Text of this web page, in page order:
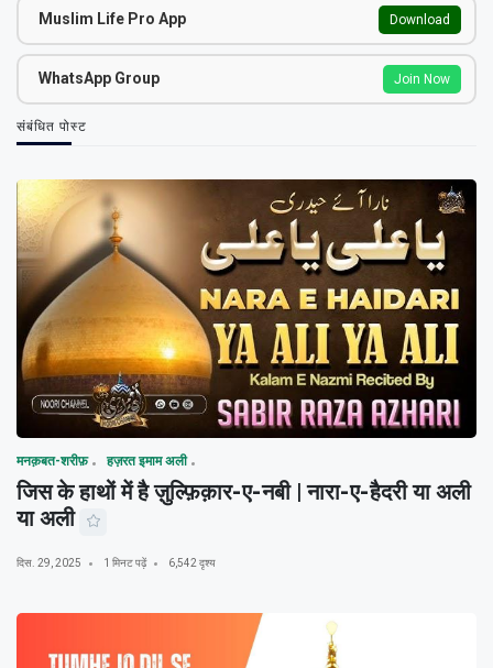
Muslim Life Pro App Download
WhatsApp Group Join Now
संबंधित पोस्ट
मनक़बत-शरीफ़ हज़रत इमाम अली
जिस के हाथों में है ज़ुल्फ़िक़ार-ए-नबी | नारा-ए-हैदरी या अली
या अली
दिस. 29, 2025 1 मिनट पढ़ें 6,542 दृश्य